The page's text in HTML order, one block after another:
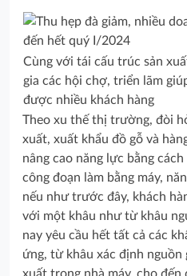
Cùng với tái cấu trúc sản
gia các hội chợ, triển lãm
được nhiều khách hàng
Theo xu thế thị trường, đòi
xuất, xuất khẩu đồ gỗ và
nâng cao năng lực bằng
công đoạn làm bằng máy,
nếu như trước đây, khách
với một khâu như từ khâu
nay yêu cầu hết tất cả các
ứng, từ khâu xác định nguồn